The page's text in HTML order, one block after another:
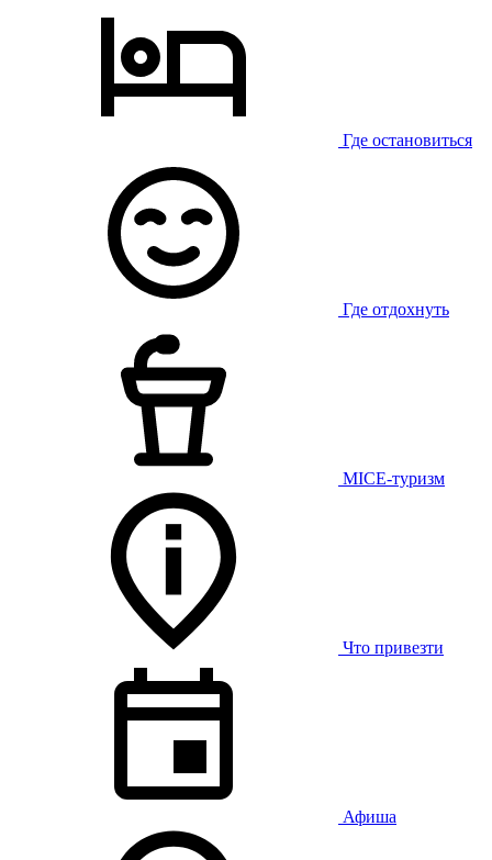
Где остановиться
Где отдохнуть
MICE-туризм
Что привезти
Афиша